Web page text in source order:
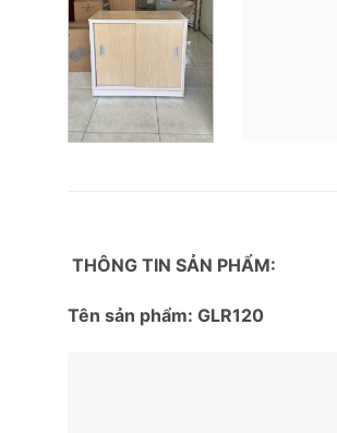
THÔNG TIN SẢN PHẨM:
Tên sản phẩm: GLR120